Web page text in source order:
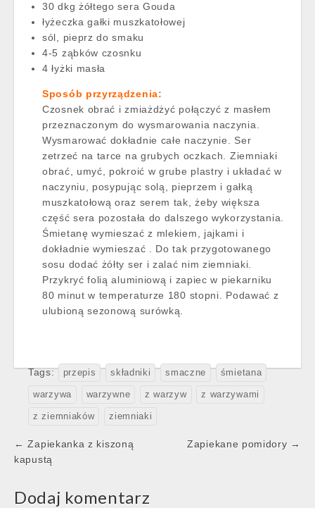
30 dkg żółtego sera Gouda
łyżeczka gałki muszkatołowej
sól, pieprz do smaku
4-5 ząbków czosnku
4 łyżki masła
Sposób przyrządzenia:
Czosnek obrać i zmiażdżyć połączyć z masłem
przeznaczonym do wysmarowania naczynia.
Wysmarować dokładnie całe naczynie. Ser
zetrzeć na tarce na grubych oczkach. Ziemniaki
obrać, umyć, pokroić w grube plastry i układać w
naczyniu, posypując solą, pieprzem i gałką
muszkatołową oraz serem tak, żeby większa
część sera pozostała do dalszego wykorzystania.
Śmietanę wymieszać z mlekiem, jajkami i
dokładnie wymieszać . Do tak przygotowanego
sosu dodać żółty ser i zalać nim ziemniaki.
Przykryć folią aluminiową i zapiec w piekarniku
80 minut w temperaturze 180 stopni. Podawać z
ulubioną sezonową surówką.
Tags: przepis składniki smaczne śmietana
warzywa warzywne z warzyw z warzywami
z ziemniaków ziemniaki
Post
navigation
← Zapiekanka z kiszoną
kapustą
Zapiekane pomidory →
Dodaj komentarz